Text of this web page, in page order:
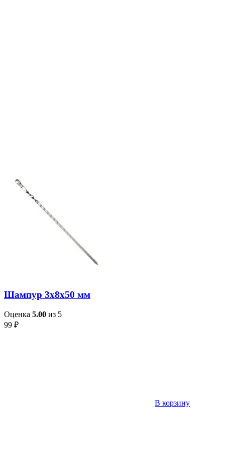
Шампур 3х8х50 мм
Оценка 5.00 из 5
99 ₽
В корзину